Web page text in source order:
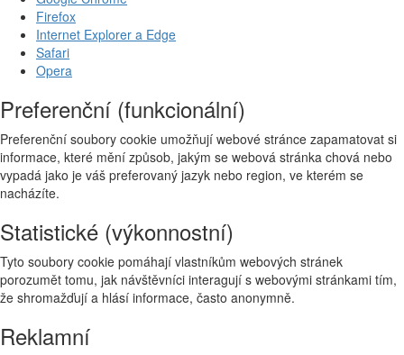
Firefox
Internet Explorer a Edge
Safari
Opera
Preferenční (funkcionální)
Preferenční soubory cookie umožňují webové stránce zapamatovat si
informace, které mění způsob, jakým se webová stránka chová nebo
vypadá jako je váš preferovaný jazyk nebo region, ve kterém se
nacházíte.
Statistické (výkonnostní)
Tyto soubory cookie pomáhají vlastníkům webových stránek
porozumět tomu, jak návštěvníci interagují s webovými stránkami tím,
že shromažďují a hlásí informace, často anonymně.
Reklamní